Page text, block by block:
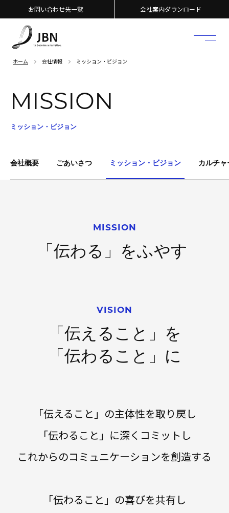
お問い合わせ先一覧 会社案内ダウンロード
ホーム 会社情報 ミッション・ビジョン
MISSION
ミッション・ビジョン
会社概要 ごあいさつ ミッション・ビジョン カルチャ
MISSION
「伝わる」をふやす
VISION
「伝えること」を
「伝わること」に
「伝えること」の主体性を取り戻し
「伝わること」に深くコミットし
これからのコミュニケーションを創造する
「伝わること」の喜びを共有し